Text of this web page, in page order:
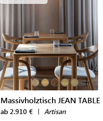
+
Massivholztisch JEAN TABLE
ab 2.910 € | Artisan